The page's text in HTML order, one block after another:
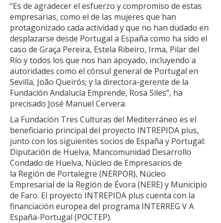
“Es de agradecer el esfuerzo y compromiso de estas
empresarias, como el de las mujeres que han
protagonizado cada actividad y que no han dudado en
desplazarse desde Portugal a España como ha sido el
caso de Graça Pereira, Estela Ribeiro, Irma, Pilar del
Río y todos los que nos han apoyado, incluyendo a
autoridades como el cónsul general de Portugal en
Sevilla, João Queirós; y la directora-gerente de la
Fundación Andalucía Emprende, Rosa Siles”, ha
precisado José Manuel Cervera.
La Fundación Tres Culturas del Mediterráneo es el
beneficiario principal del proyecto INTREPIDA plus,
junto con los siguientes socios de España y Portugal:
Diputación de Huelva, Mancomunidad Desarrollo
Condado de Huelva, Núcleo de Empresarios de
la Región de Portalegre (NERPOR), Núcleo
Empresarial de la Región de Évora (NERE) y Municipio
de Faro. El proyecto INTREPIDA plus cuenta con la
financiación europea del programa INTERREG V A
España-Portugal (POCTEP).